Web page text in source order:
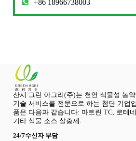
+86 18966738003
산시 그린 아그리(주)는 천연 식물성 농
기술 서비스를 전문으로 하는 첨단 기업
품은 다음과 같습니다: 마트린 TC, 로테
기타 식물 소스 살충제.
24/7수신자 부담